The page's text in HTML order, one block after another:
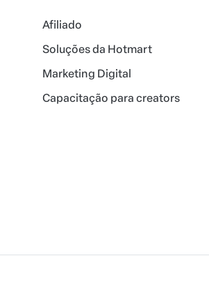
Afiliado
Soluções da Hotmart
Marketing Digital
Capacitação para creators